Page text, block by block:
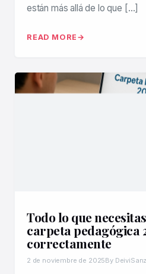
están más allá de lo que […]
READ MORE
Todo lo que
carpeta pedagógica
correctamente
2 de noviembre de 2025By